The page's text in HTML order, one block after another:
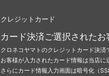
クレジットカード
カード決済ご選択されたお
クロネコヤマトのクレジットカード決済
お客様が入力されたカード情報は当店に
さらにカード情報入力画面は暗号化（